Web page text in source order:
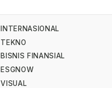
INTERNASIONAL
TEKNO
BISNIS FINANSIAL
ESGNOW
VISUAL